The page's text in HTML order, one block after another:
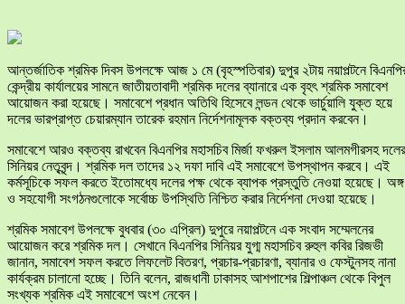
আন্তর্জাতিক শ্রমিক দিবস উপলক্ষে আজ ১ মে (বৃহস্পতিবার) দুপুর ২টায় নয়াপল্টনে
কেন্দ্রীয় কার্যালয়ের সামনে জাতীয়তাবাদী শ্রমিক দলের ব্যানারে এক বৃহৎ শ্রমিক সমাবেশ
আয়োজন করা হয়েছে। সমাবেশে প্রধান অতিথি হিসেবে লন্ডন থেকে ভার্চুয়ালি যুক্ত হয়ে
দলের ভারপ্রাপ্ত চেয়ারম্যান তারেক রহমান নির্দেশনামূলক বক্তব্য প্রদান করবেন।
সমাবেশে আরও বক্তব্য রাখবেন বিএনপির মহাসচিব মির্জা ফখরুল ইসলাম আলমগীরসহ দলের
সিনিয়র নেতৃবৃন্দ। শ্রমিক দল তাদের ১২ দফা দাবি এই সমাবেশে উপস্থাপন করবে। এই
কর্মসূচিকে সফল করতে ইতোমধ্যে দলের পক্ষ থেকে ব্যাপক প্রস্তুতি নেওয়া হয়েছে। অঙ্গ
ও সহযোগী সংগঠনগুলোকে সর্বোচ্চ উপস্থিতি নিশ্চিত করার নির্দেশনা দেওয়া হয়েছে।
শ্রমিক সমাবেশ উপলক্ষে বুধবার (৩০ এপ্রিল) দুপুরে নয়াপল্টনে এক সংবাদ সম্মেলনের
আয়োজন করে শ্রমিক দল। সেখানে বিএনপির সিনিয়র যুগ্ম মহাসচিব রুহুল কবির রিজভী
জানান, সমাবেশ সফল করতে লিফলেট বিতরণ, প্রচার-প্রচারণা, ব্যানার ও ফেস্টুনসহ নানা
কার্যক্রম চালানো হচ্ছে। তিনি বলেন, রাজধানী ঢাকাসহ আশপাশের শিল্পাঞ্চল থেকে বিপুল
সংখ্যক শ্রমিক এই সমাবেশে অংশ নেবেন।